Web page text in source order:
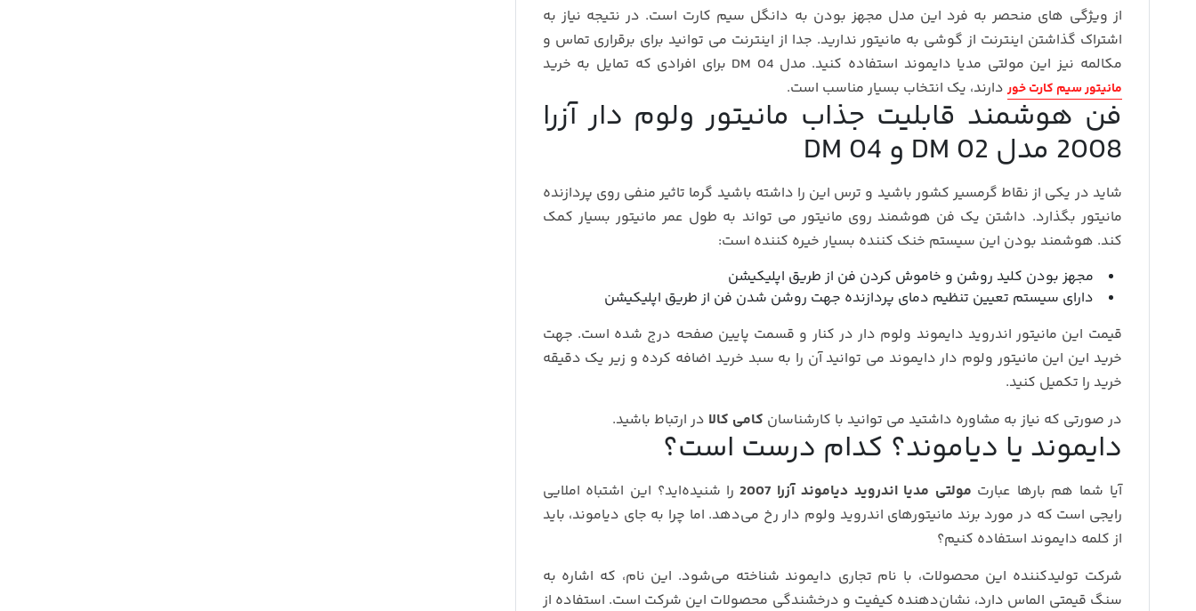
از ویژگی های منحصر به فرد این مدل مجهز بودن به دانگل سیم کارت است. در نتیجه نیاز به
اشتراک گذاشتن اینترنت از گوشی به مانیتور ندارید. جدا از اینترنت می توانید برای برقراری تماس و
مکالمه نیز این مولتی مدیا دایموند استفاده کنید. مدل DM 04 برای افرادی که تمایل به خرید
مانیتور سیم کارت خور دارند، یک انتخاب بسیار مناسب است.
فن هوشمند قابلیت جذاب مانیتور ولوم دار آزرا
2008 مدل DM 02 و DM 04
شاید در یکی از نقاط گرمسیر کشور باشید و ترس این را داشته باشید گرما تاثیر منفی روی پردازنده
مانیتور بگذارد. داشتن یک فن هوشمند روی مانیتور می تواند به طول عمر مانیتور بسیار کمک
کند. هوشمند بودن این سیستم خنک کننده بسیار خیره کننده است:
مجهز بودن کلید روشن و خاموش کردن فن از طریق اپلیکیشن
دارای سیستم تعیین تنظیم دمای پردازنده جهت روشن شدن فن از طریق اپلیکیشن
قیمت این مانیتور اندروید دایموند ولوم دار در کنار و قسمت پایین صفحه درج شده است. جهت
خرید این این مانیتور ولوم دار دایموند می توانید آن را به سبد خرید اضافه کرده و زیر یک دقیقه
خرید را تکمیل کنید.
در صورتی که نیاز به مشاوره داشتید می توانید با کارشناسان کامی کالا در ارتباط باشید.
دایموند یا دیاموند؟ کدام درست است؟
آیا شما هم بارها عبارت مولتی مدیا اندروید دیاموند آزرا 2007
را شنیده‌اید؟ این اشتباه املایی
رایجی است که در مورد برند مانیتورهای اندروید ولوم دار رخ می‌دهد. اما چرا به جای دیاموند، باید
از کلمه دایموند استفاده کنیم؟
شرکت تولیدکننده این محصولات، با نام تجاری دایموند شناخته می‌شود. این نام، که اشاره به
سنگ قیمتی الماس دارد، نشان‌دهنده کیفیت و درخشندگی محصولات این شرکت است. استفاده از